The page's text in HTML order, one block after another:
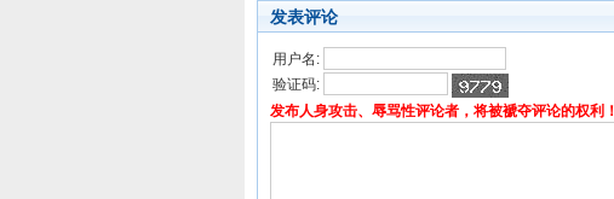
发表评论
用户名:
验证码:
发布人身攻击、辱骂性评论者，将被褫夺评论的权利！